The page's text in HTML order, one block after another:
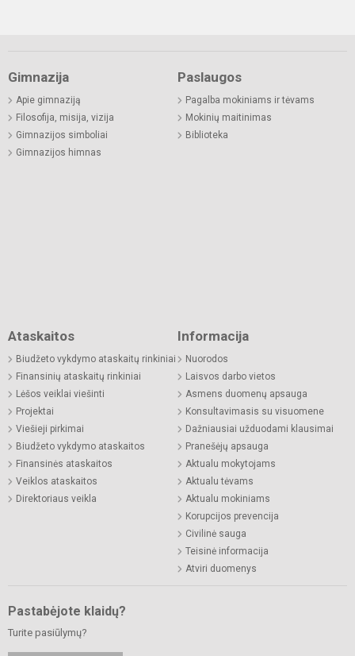
Gimnazija
Apie gimnaziją
Filosofija, misija, vizija
Gimnazijos simboliai
Gimnazijos himnas
Paslaugos
Pagalba mokiniams ir tėvams
Mokinių maitinimas
Biblioteka
Ataskaitos
Biudžeto vykdymo ataskaitų rinkiniai
Finansinių ataskaitų rinkiniai
Lėšos veiklai viešinti
Projektai
Viešieji pirkimai
Biudžeto vykdymo ataskaitos
Finansinės ataskaitos
Veiklos ataskaitos
Direktoriaus veikla
Informacija
Nuorodos
Laisvos darbo vietos
Asmens duomenų apsauga
Konsultavimasis su visuomene
Dažniausiai užduodami klausimai
Pranešėjų apsauga
Aktualu mokytojams
Aktualu tėvams
Aktualu mokiniams
Korupcijos prevencija
Civilinė sauga
Teisinė informacija
Atviri duomenys
Pastabėjote klaidų?
Turite pasiūlymų?